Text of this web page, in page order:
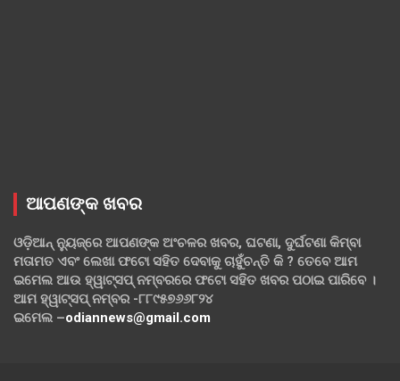
ଆପଣଙ୍କ ଖବର
ଓଡ଼ିଆନ୍ ନ୍ୟୁଜ୍‌ରେ ଆପଣଙ୍କ ଅଂଚଳର ଖବର, ଘଟଣା, ଦୁର୍ଘଟଣା କିମ୍ବା
ମତାମତ ଏବଂ ଲେଖା ଫଟୋ ସହିତ ଦେବାକୁ ଚାହୁଁଚନ୍ତି କି ? ତେବେ ଆମ
ଇମେଲ ଆଉ ହ୍ୱାଟ୍‌ସପ୍ ନମ୍ବରରେ ଫଟୋ ସହିତ ଖବର ପଠାଇ ପାରିବେ ।
ଆମ ହ୍ୱାଟ୍‌ସପ୍ ନମ୍ବର -୮୮୯୫୭୬୬୮୨୪
ଇମେଲ –odiannews@gmail.com